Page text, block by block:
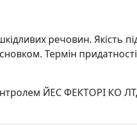
речовин. Якість
Термін
ЙЕС ФЕКТОРІ КО